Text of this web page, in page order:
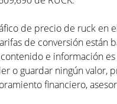
de precio de ruck en
de conversión están
contenido e información
o guardar ningún valor,
financiero,